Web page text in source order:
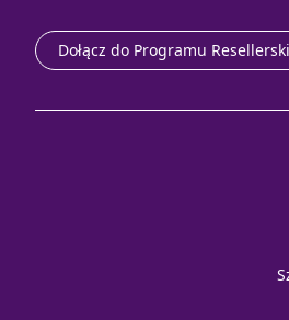
Dołącz do Programu